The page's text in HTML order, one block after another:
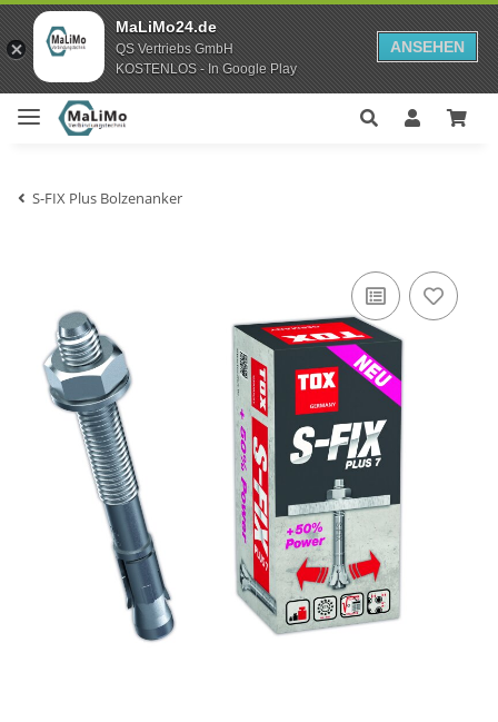
MaLiMo24.de
QS Vertriebs GmbH
KOSTENLOS - In Google Play
ANSEHEN
S-FIX Plus Bolzenanker